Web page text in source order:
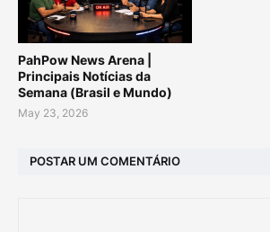
PahPow News Arena |
Principais Notícias da
Semana (Brasil e Mundo)
May 23, 2026
POSTAR UM COMENTÁRIO